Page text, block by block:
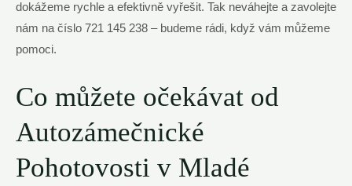
dokážeme rychle a efektivně vyřešit. Tak neváhejte a zavolejte
nám na číslo 721 145 238 – budeme rádi, když vám můžeme
pomoci.
Co můžete očekávat od
Autozámečnické
Pohotovosti v Mladé